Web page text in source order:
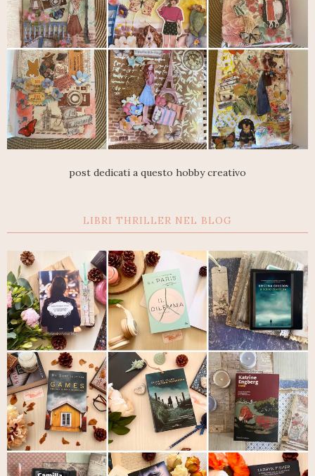
post dedicati a questo hobby creativo
LIBRI THRILLER NEL BLOG